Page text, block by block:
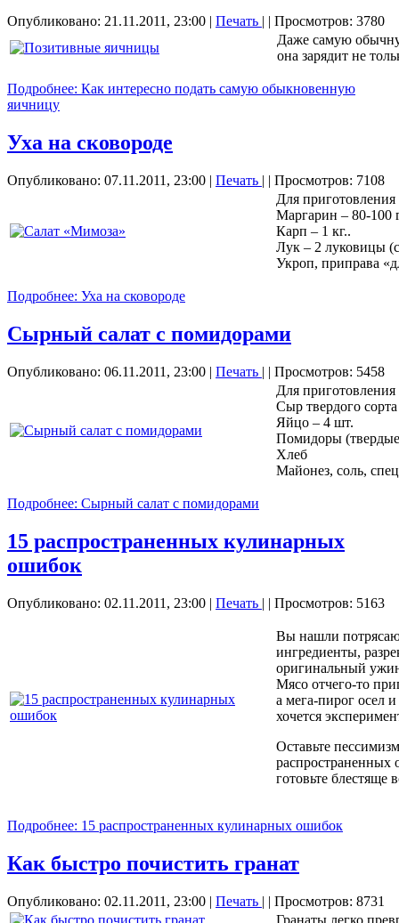
Опубликовано: 21.11.2011, 23:00 | Печать | | Просмотров: 3780
Даже самую
она зарядит не
Подробнее: Как интересно подать самую обыкновенную
яичницу
Уха на сковороде
Опубликовано: 07.11.2011, 23:00 | Печать | | Просмотров: 7108
Для
Маргарин – 80-100
Карп – 1 кг..
Лук – 2 луковицы
Укроп, приправа
Подробнее: Уха на сковороде
Сырный салат с помидорами
Опубликовано: 06.11.2011, 23:00 | Печать | | Просмотров: 5458
Для
Сыр твердого
Яйцо – 4 шт.
Помидоры
Хлеб
Майонез, соль,
Подробнее: Сырный салат с помидорами
15 распространенных кулинарных
ошибок
Опубликовано: 02.11.2011, 23:00 | Печать | | Просмотров: 5163
Вы нашли
ингредиенты,
оригинальный
Мясо отчего-то
а мега-пирог осел
хочется
Оставьте
готовьте блестяще
Подробнее: 15 распространенных кулинарных ошибок
Как быстро почистить гранат
Опубликовано: 02.11.2011, 23:00 | Печать | | Просмотров: 8731
Гранаты легко